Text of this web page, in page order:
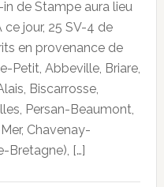
de Stampe aura lieu
ce jour, 25 SV-4 de
en provenance de
Petit, Abbeville, Briare,
Biscarrosse,
Persan-Beaumont,
Chavenay-
Bretagne), […]